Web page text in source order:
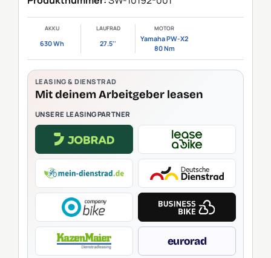
AKKU
630 Wh
LAUFRAD
27.5''
MOTOR
Yamaha PW-X2
80 Nm
LEASING & DIENSTRAD
Mit deinem Arbeitgeber leasen
UNSERE LEASINGPARTNER
eurorad